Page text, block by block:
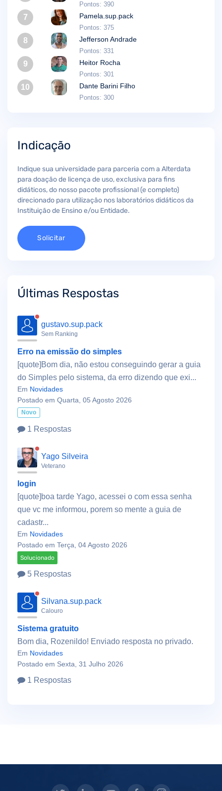
Pontos: 390
7 Pamela.sup.pack
Pontos: 375
8 Jefferson Andrade
Pontos: 331
9 Heitor Rocha
Pontos: 301
10 Dante Barini Filho
Pontos: 300
Indicação
Indique sua universidade para parceria com a Alterdata
para doação de licença de uso, exclusiva para fins
didáticos, do nosso pacote profissional (e completo)
direcionado para utilização nos laboratórios didáticos da
Instituição de Ensino e/ou Entidade.
Solicitar
Últimas Respostas
gustavo.sup.pack
Sem Ranking
Erro na emissão do simples
[quote]Bom dia, não estou conseguindo gerar a guia
do Simples pelo sistema, da erro dizendo que exi...
Em Novidades
Postado em Quarta, 05 Agosto 2026
Novo
1 Respostas
Yago Silveira
Veterano
login
[quote]boa tarde Yago, acessei o com essa senha
que vc me informou, porem so mente a guia de
cadastr...
Em Novidades
Postado em Terça, 04 Agosto 2026
Solucionado
5 Respostas
Silvana.sup.pack
Calouro
Sistema gratuito
Bom dia, Rozenildo! Enviado resposta no privado.
Em Novidades
Postado em Sexta, 31 Julho 2026
1 Respostas